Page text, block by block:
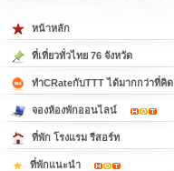
หน้าหลัก
ที่เที่ยวทั่วไทย 76 จังหวัด
ทำCRateกับTTT ได้มากกว่าที่คิด
จองห้องพักออนไลน์
ที่พัก โรงแรม รีสอร์ท
ที่พักแนะนำ